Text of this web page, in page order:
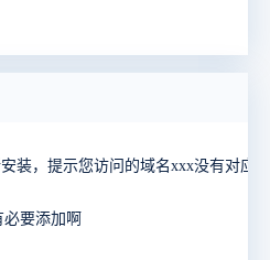
装，提示您访问的域名xxx没有对应
要添加啊